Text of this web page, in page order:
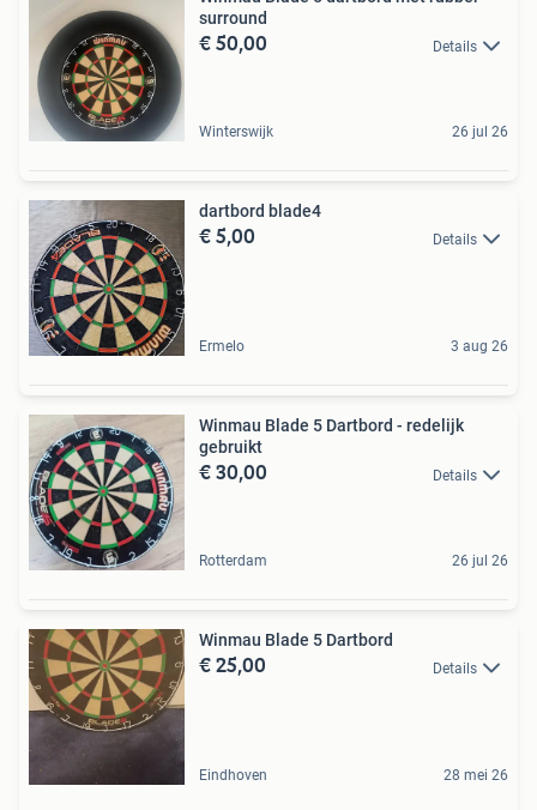
surround
€ 50,00 Details
Winterswijk 26 jul 26
dartbord blade4
€ 5,00 Details
Ermelo 3 aug 26
Winmau Blade 5 Dartbord - redelijk
gebruikt
€ 30,00 Details
Rotterdam 26 jul 26
Winmau Blade 5 Dartbord
€ 25,00 Details
Eindhoven 28 mei 26